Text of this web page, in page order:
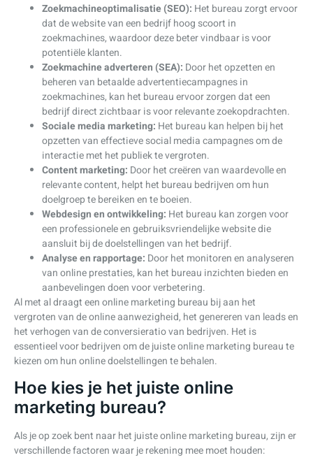
Zoekmachineoptimalisatie (SEO): Het bureau zorgt ervoor
dat de website van een bedrijf hoog scoort in
zoekmachines, waardoor deze beter vindbaar is voor
potentiële klanten.
Zoekmachine adverteren (SEA): Door het opzetten en
beheren van betaalde advertentiecampagnes in
zoekmachines, kan het bureau ervoor zorgen dat een
bedrijf direct zichtbaar is voor relevante zoekopdrachten.
Sociale media marketing: Het bureau kan helpen bij het
opzetten van effectieve social media campagnes om de
interactie met het publiek te vergroten.
Content marketing: Door het creëren van waardevolle en
relevante content, helpt het bureau bedrijven om hun
doelgroep te bereiken en te boeien.
Webdesign en ontwikkeling: Het bureau kan zorgen voor
een professionele en gebruiksvriendelijke website die
aansluit bij de doelstellingen van het bedrijf.
Analyse en rapportage: Door het monitoren en analyseren
van online prestaties, kan het bureau inzichten bieden en
aanbevelingen doen voor verbetering.
Al met al draagt een online marketing bureau bij aan het
vergroten van de online aanwezigheid, het genereren van leads en
het verhogen van de conversieratio van bedrijven. Het is
essentieel voor bedrijven om de juiste online marketing bureau te
kiezen om hun online doelstellingen te behalen.
Hoe kies je het juiste online
marketing bureau?
Als je op zoek bent naar het juiste online marketing bureau, zijn er
verschillende factoren waar je rekening mee moet houden: